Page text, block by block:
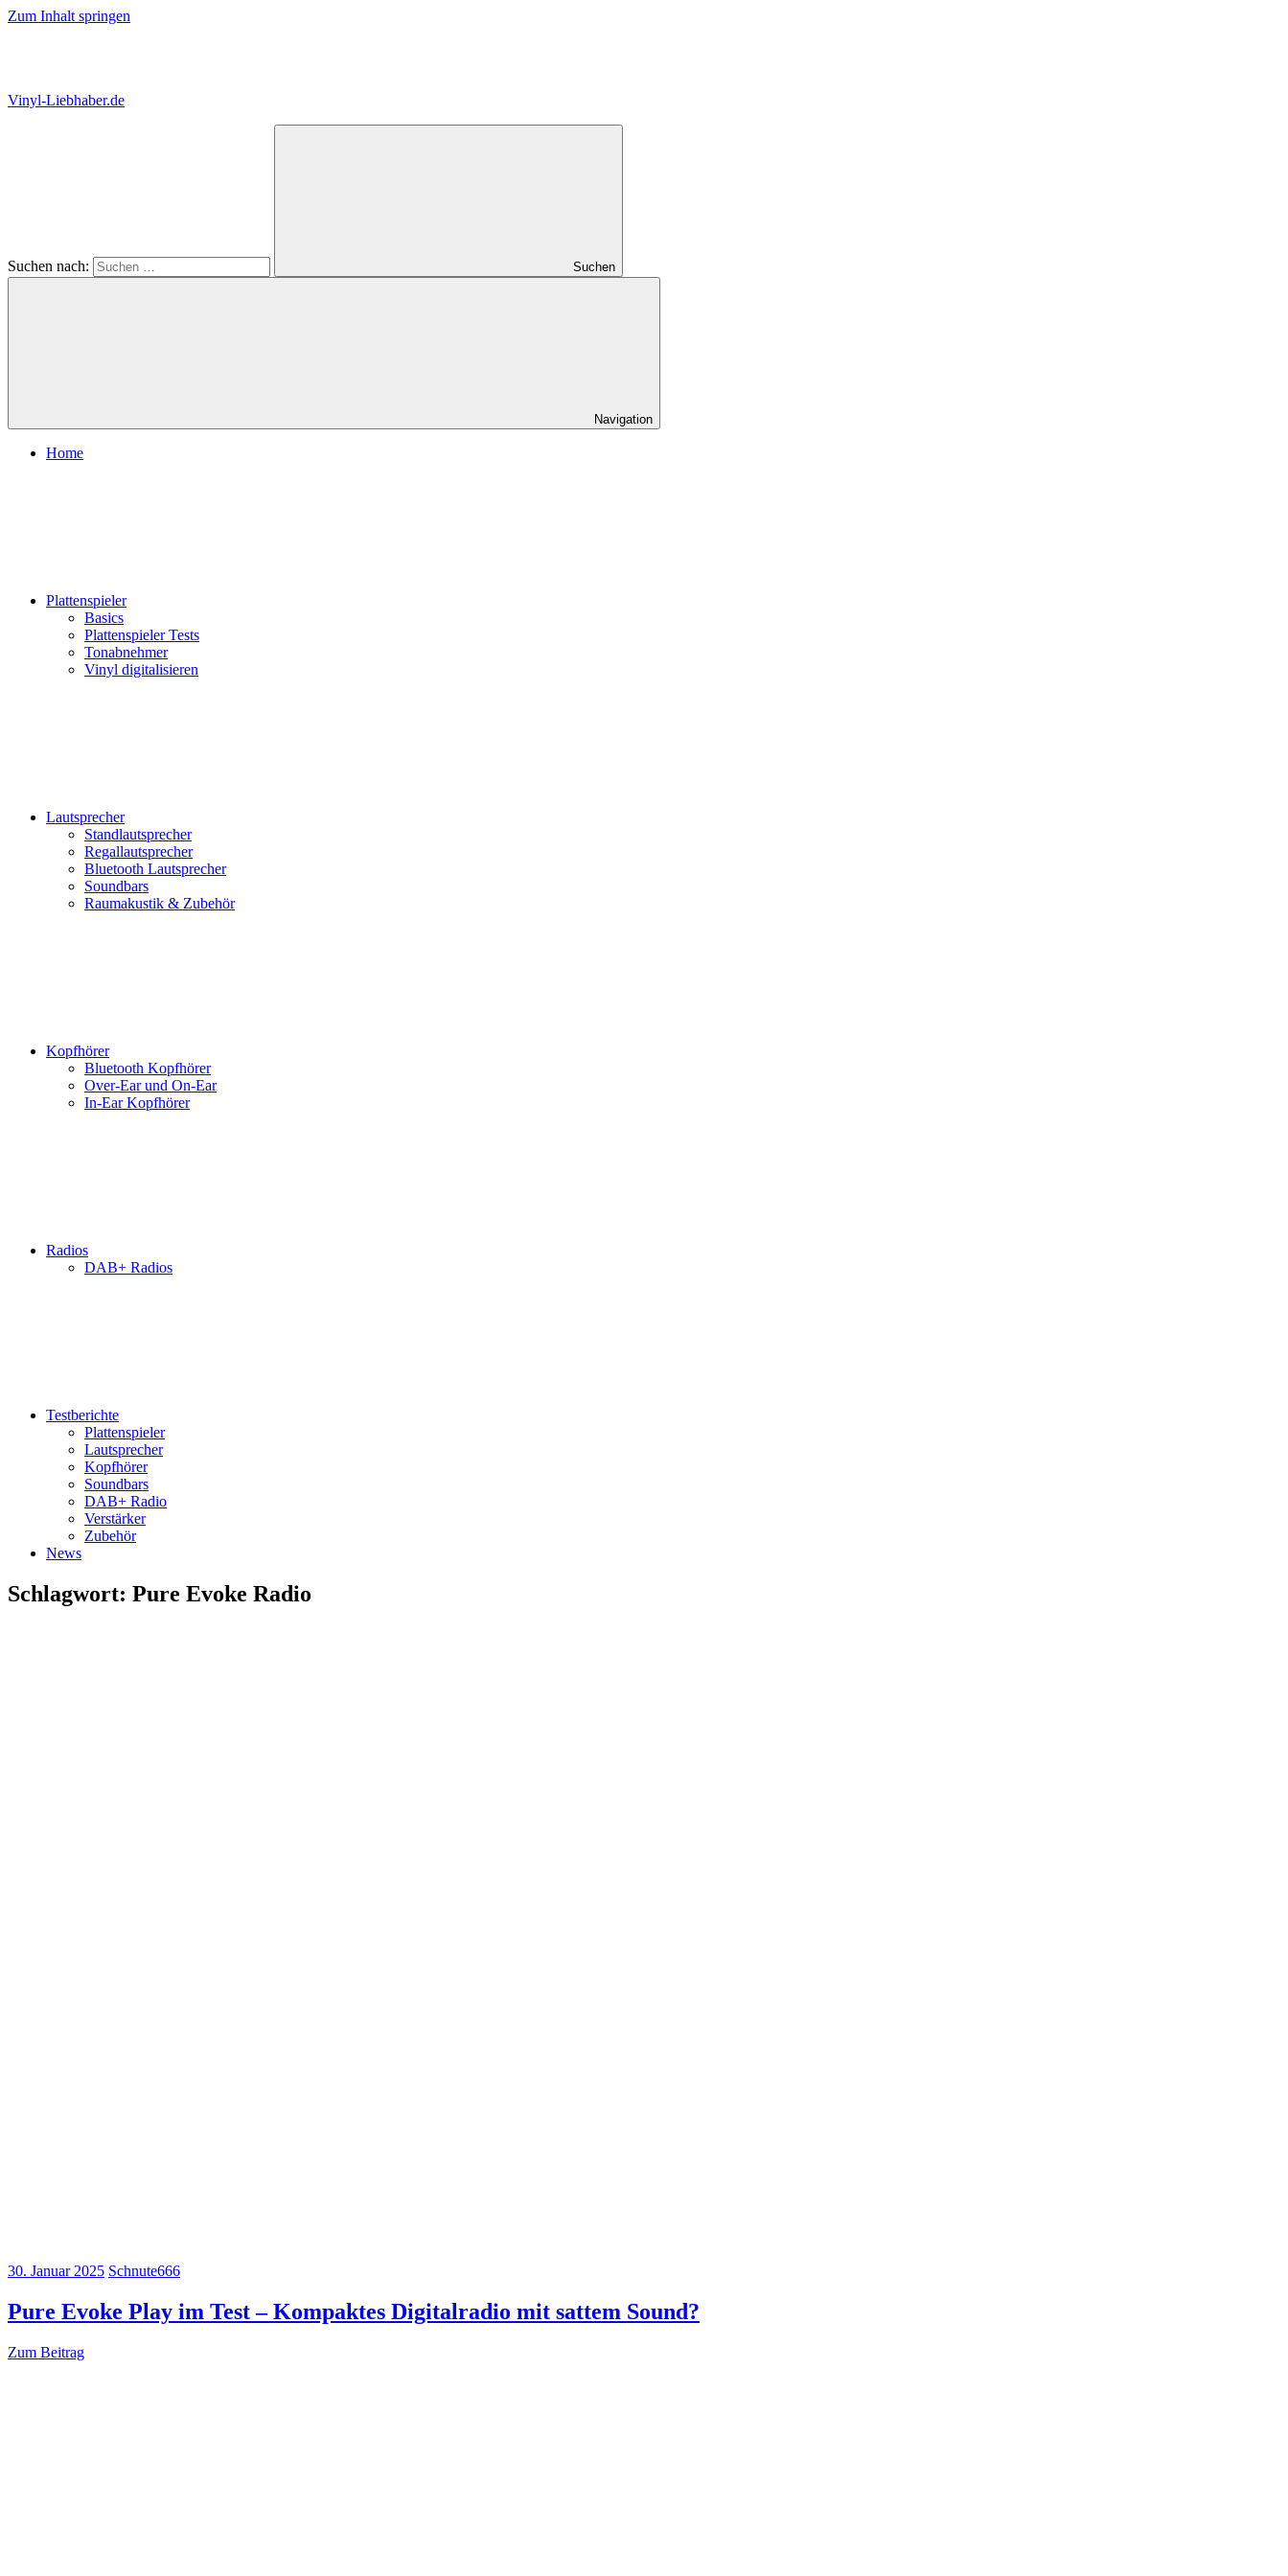
Zum Inhalt springen
Vinyl-Liebhaber.de
Suchen nach:
Suchen
Navigation
Home
Plattenspieler
Basics
Plattenspieler Tests
Tonabnehmer
Vinyl digitalisieren
Lautsprecher
Standlautsprecher
Regallautsprecher
Bluetooth Lautsprecher
Soundbars
Raumakustik & Zubehör
Kopfhörer
Bluetooth Kopfhörer
Over-Ear und On-Ear
In-Ear Kopfhörer
Radios
DAB+ Radios
Testberichte
Plattenspieler
Lautsprecher
Kopfhörer
Soundbars
DAB+ Radio
Verstärker
Zubehör
News
Schlagwort: Pure Evoke Radio
30. Januar 2025 Schnute666
Pure Evoke Play im Test – Kompaktes Digitalradio mit sattem Sound?
Zum Beitrag